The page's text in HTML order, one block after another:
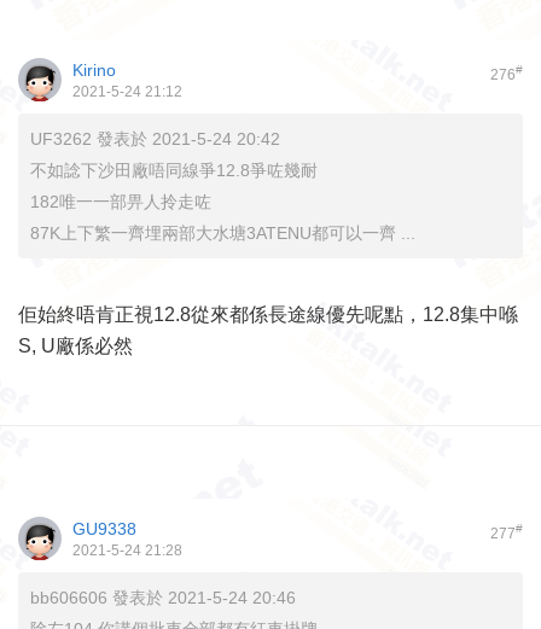
276#
Kirino
2021-5-24 21:12
UF3262 發表於 2021-5-24 20:42
不如諗下沙田廠唔同線爭12.8爭咗幾耐
182唯一一部畀人拎走咗
87K上下繁一齊埋兩部大水塘3ATENU都可以一齊 ...
佢始終唔肯正視12.8從來都係長途線優先呢點，12.8集中喺
S, U廠係必然
277#
GU9338
2021-5-24 21:28
bb606606 發表於 2021-5-24 20:46